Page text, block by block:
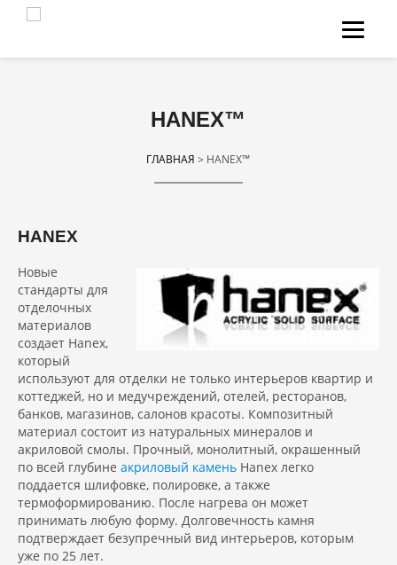
НА ГЛАВНУЮ
О НАС
INSTAGRAM
HANEX™
ГЛАВНАЯ > HANEX™
HANEX
Новые
стандарты для
отделочных
материалов
создает Hanex,
который
используют для отделки не только интерьеров квартир и
коттеджей, но и медучреждений, отелей, ресторанов,
банков, магазинов, салонов красоты. Композитный
материал состоит из натуральных минералов и
акриловой смолы. Прочный, монолитный, окрашенный
по всей глубинеакриловый камень Hanex легко
поддается шлифовке, полировке, а также
термоформированию. После нагрева он может
принимать любую форму. Долговечность камня
подтверждает безупречный вид интерьеров, которым
уже по 25 лет.